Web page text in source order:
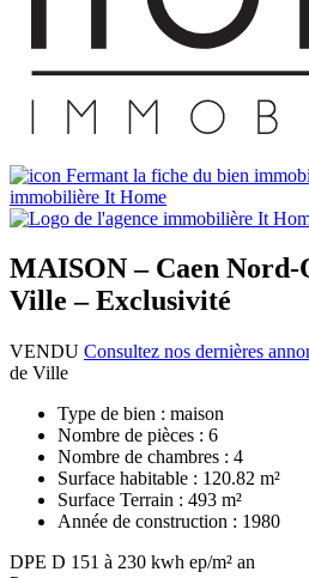
MAISON – Caen Nord-
Ville – Exclusivité
VENDU Consultez nos dernières
de Ville
Type de bien : maison
Nombre de pièces : 6
Nombre de chambres : 4
Surface habitable : 120.82 m²
Surface Terrain : 493 m²
Année de construction : 1980
DPE D 151 à 230 kwh ep/m² an